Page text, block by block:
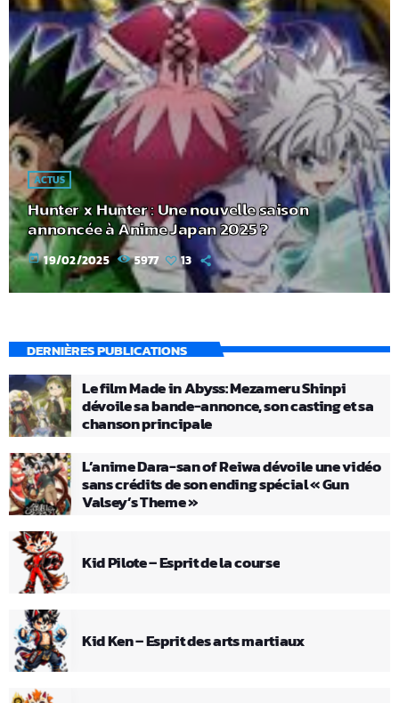
ACTUS
Hunter x Hunter : Une nouvelle saison
annoncée à Anime Japan 2025 ?
today 19/02/2025 5977 13
DERNIÈRES PUBLICATIONS
Le film Made in Abyss: Mezameru Shinpi
dévoile sa bande-annonce, son casting et sa
chanson principale
L’anime Dara-san of Reiwa dévoile une vidéo
sans crédits de son ending spécial « Gun
Valsey’s Theme »
Kid Pilote – Esprit de la course
Kid Ken – Esprit des arts martiaux